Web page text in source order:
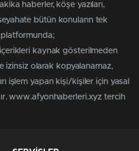
haberler, köşe yazıları,
bütün konuların tek
platformunda;
kaynak gösterilmeden
izinsiz olarak kopyalanamaz,
işlem yapan kişi/kişiler için yasal
www.afyonhaberleri.xyz tercih